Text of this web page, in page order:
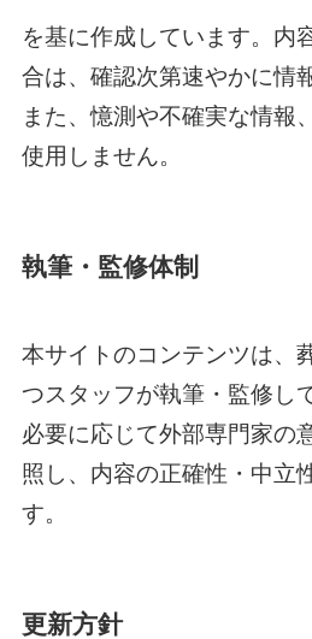
を基に作成しています。内
合は、確認次第速やかに情
また、憶測や不確実な情報
使用しません。
執筆・監修体制
本サイトのコンテンツは、
つスタッフが執筆・監修し
必要に応じて外部専門家の
照し、内容の正確性・中立
す。
更新方針